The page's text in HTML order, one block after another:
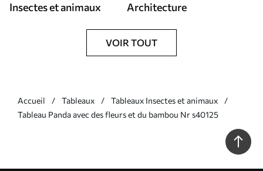
Insectes et animaux Architecture
VOIR TOUT
Accueil Tableaux
Tableaux Insectes et animaux
Tableau Panda avec des fleurs et du bambou Nr s40125